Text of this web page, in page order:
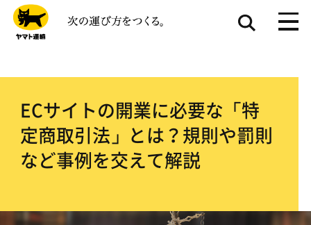
ECサイトの開業に必要な「特
定商取引法」とは？規則や罰則
など事例を交えて解説